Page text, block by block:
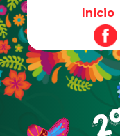
Pasar al contenido
Inicio